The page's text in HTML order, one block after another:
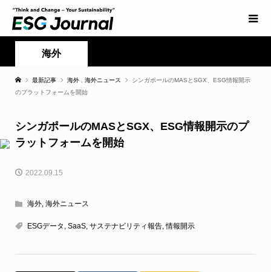
海外
最新記事 海外 海外ニュース
シンガポールのMASとSGX、ESG情報開示
のプラットフォームを開始
シンガポールのMASとSGX、ESG情報開示のプ
ラットフォームを開始
2022.09.15
海外, 海外ニュース
ESGデータ , SaaS, サステナビリティ報告,情報開示